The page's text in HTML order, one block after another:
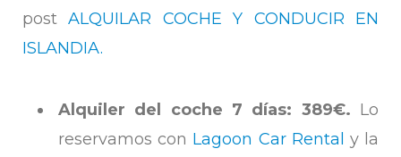
postALQUILAR COCHE Y CONDUCIR EN
ISLANDIA.
Alquiler del coche 7 días: 389€. Lo
reservamos con Lagoon Car Rental y la